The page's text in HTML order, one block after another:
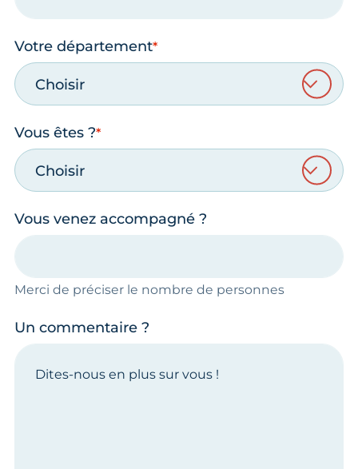
Votre département
Choisir
Vous êtes ?
Choisir
Vous venez accompagné ?
Merci de préciser le nombre de personnes
Un commentaire ?